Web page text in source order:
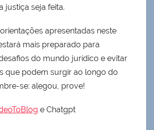
justiça seja feita.
apresentadas neste
mais preparado para
do mundo jurídico e evitar
que podem surgir ao longo do
se: alegou, prove!
e Chatgpt